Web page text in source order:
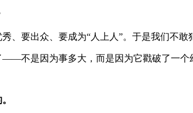
、要出众、要成为“人上人”。于是我们不敢
不是因为事多大，而是因为它戳破了一个